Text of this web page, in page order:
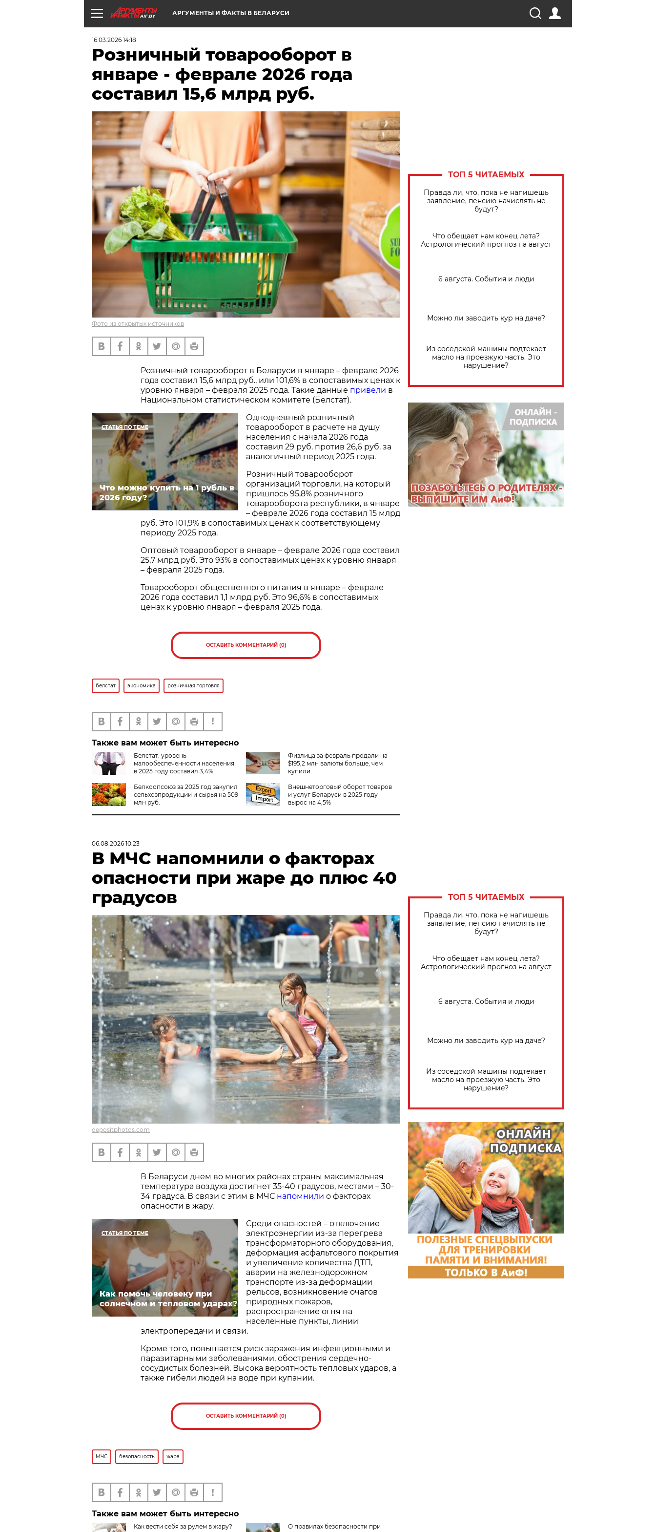
AIF.BY АРГУМЕНТЫ И ФАКТЫ В БЕЛАРУСИ
16.03.2026 14:18
Розничный товарооборот в
январе - феврале 2026 года
составил 15,6 млрд руб.
Фото из открытых источников
Розничный товарооборот в Беларуси в январе – феврале 2026
года составил 15,6 млрд руб., или 101,6% в сопоставимых ценах к
уровню января – февраля 2025 года. Такие данные привели в
Национальном статистическом комитете (Белстат).
СТАТЬЯ ПО ТЕМЕ
Что можно купить на 1 рубль в
2026 году?
Однодневный розничный
товарооборот в расчете на душу
населения с начала 2026 года
составил 29 руб. против 26,6 руб. за
аналогичный период 2025 года.
Розничный товарооборот
организаций торговли, на который
пришлось 95,8% розничного
товарооборота республики, в январе
– феврале 2026 года составил 15 млрд
руб. Это 101,9% в сопоставимых ценах к соответствующему
периоду 2025 года.
Оптовый товарооборот в январе – феврале 2026 года составил
25,7 млрд руб. Это 93% в сопоставимых ценах к уровню января
– февраля 2025 года.
Товарооборот общественного питания в январе – феврале
2026 года составил 1,1 млрд руб. Это 96,6% в сопоставимых
ценах к уровню января – февраля 2025 года.
ОСТАВИТЬ КОММЕНТАРИЙ (0)
белстат экономика розничная торговля
Также вам может быть интересно
Белстат: уровень
малообеспеченности населения
в 2025 году составил 3,4%
Физлица за февраль продали на
$195,2 млн валюты больше, чем
купили
Белкоопсоюз за 2025 год закупил
сельхозпродукции и сырья на 509
млн руб.
Внешнеторговый оборот товаров
и услуг Беларуси в 2025 году
вырос на 4,5%
ТОП 5 ЧИТАЕМЫХ
Правда ли, что, пока не напишешь
заявление, пенсию начислять не
будут?
​Что обещает нам конец лета?
Астрологический прогноз на август
6 августа. События и люди
Можно ли заводить кур на даче?
Из соседской машины подтекает
масло на проезжую часть. Это
нарушение?
06.08.2026 10:23
В МЧС напомнили о факторах
опасности при жаре до плюс 40
градусов
depositphotos.com
В Беларуси днем во многих районах страны максимальная
температура воздуха достигнет 35-40 градусов, местами – 30-
34 градуса. В связи с этим в МЧС напомнили о факторах
опасности в жару.
СТАТЬЯ ПО ТЕМЕ
Как помочь человеку при
солнечном и тепловом ударах?
Среди опасностей – отключение
электроэнергии из-за перегрева
трансформаторного оборудования,
деформация асфальтового покрытия
и увеличение количества ДТП,
аварии на железнодорожном
транспорте из-за деформации
рельсов, возникновение очагов
природных пожаров,
распространение огня на
населенные пункты, линии
электропередачи и связи.
Кроме того, повышается риск заражения инфекционными и
паразитарными заболеваниями, обострения сердечно-
сосудистых болезней. Высока вероятность тепловых ударов, а
также гибели людей на воде при купании.
ОСТАВИТЬ КОММЕНТАРИЙ (0)
МЧС безопасность жара
Также вам может быть интересно
Как вести себя за рулем в жару?
О правилах безопасности при
ТОП 5 ЧИТАЕМЫХ
Правда ли, что, пока не напишешь
заявление, пенсию начислять не
будут?
​Что обещает нам конец лета?
Астрологический прогноз на август
6 августа. События и люди
Можно ли заводить кур на даче?
Из соседской машины подтекает
масло на проезжую часть. Это
нарушение?